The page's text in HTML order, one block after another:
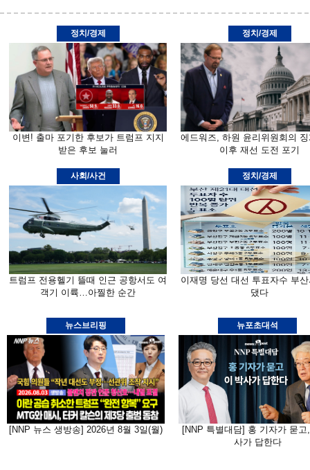
정치/경제
이변! 출마 포기한 후보가 트럼프 지지
받은 후보 눌러
정치/경제
에드워즈, 하원 윤리위원회의
이후 재선 도전 포기
사회/사건
트럼프 전용헬기 뜰때 인근 공항서도 여
객기 이륙…아찔한 순간
정치/경제
이재명 당선 대선 투표자수 부
댔다
뉴스브리핑
[NNP 뉴스 생방송] 2026년 8월 3일(월)
뉴포초대석
[NNP 특별대담] 홍 기자가 묻고
사가 답한다